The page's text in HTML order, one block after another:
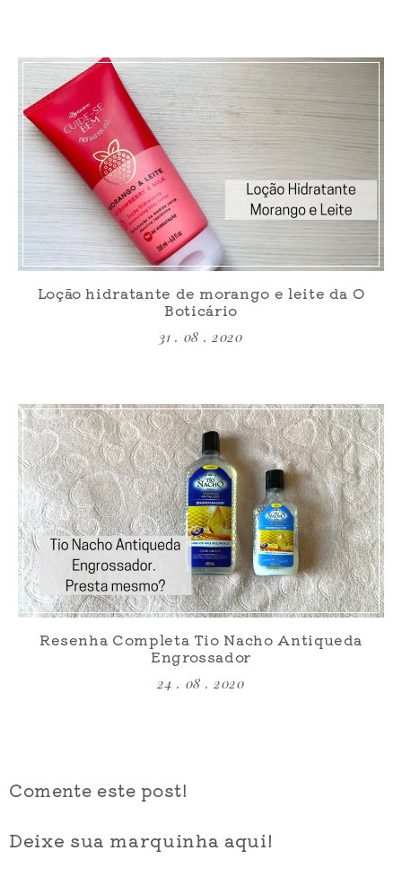
Loção hidratante de morango e leite da O
Boticário
31 . 08 . 2020
Resenha Completa Tio Nacho Antiqueda
Engrossador
24 . 08 . 2020
Comente este post!
Deixe sua marquinha aqui!